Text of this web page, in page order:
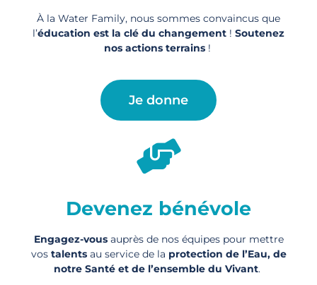
À la Water Family, nous sommes convaincus que
l’éducation est la clé du changement ! Soutenez
nos actions terrains!
Je donne
Devenez bénévole
Engagez-vousauprès de nos équipes pour mettre
vos talentsau service de la protection de l’Eau, de
notre Santé et de l’ensemble du Vivant.